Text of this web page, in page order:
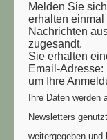
Melden Sie
erhalten
Nachrichten
zugesandt.
Sie erhalten
Email-
um Ihre
Ihre Daten
Newsletters
weitergegeben und